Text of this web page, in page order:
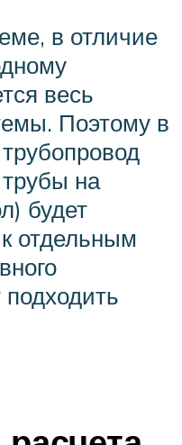
в отличие
весь
Поэтому в
на
будет
отдельным